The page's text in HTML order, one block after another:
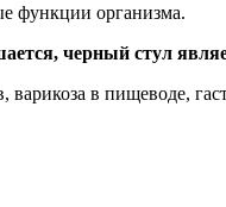
функции организма.
черный стул
в пищеводе,